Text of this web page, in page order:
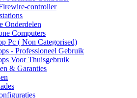
controller
Onderdelen
Computers
Pc ( Non Categorised)
- Professioneel Gebruik
Voor Thuisgebruik
& Garanties